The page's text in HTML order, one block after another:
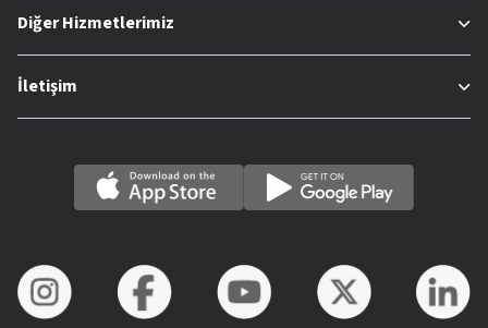
Diğer Hizmetlerimiz
İletişim